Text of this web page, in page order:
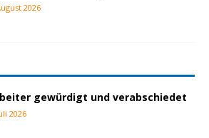
2026
gewürdigt und verabschiedet
2026